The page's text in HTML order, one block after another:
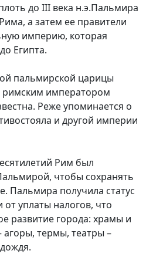
до III века н.э.Пальмира
а затем ее правители
империю, которая
Египта.
пальмирской царицы
императором
Реже упоминается о
и другой империи
Рим был
чтобы сохранять
Пальмира получила статус
уплаты налогов, что
развитие города: храмы и
термы, театры –